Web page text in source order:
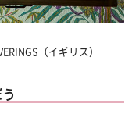
（イギリス）